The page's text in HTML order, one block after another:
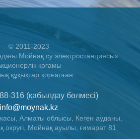
© 2011-2023
Мойнақ су электростанциясы»
қоғамы
құқықтар қорғалған
316 (қабылдау бөлмесі)
info@moynak.kz
Алматы облысы, Кеген ауданы,
Мойнақ ауылы, ғимарат 81